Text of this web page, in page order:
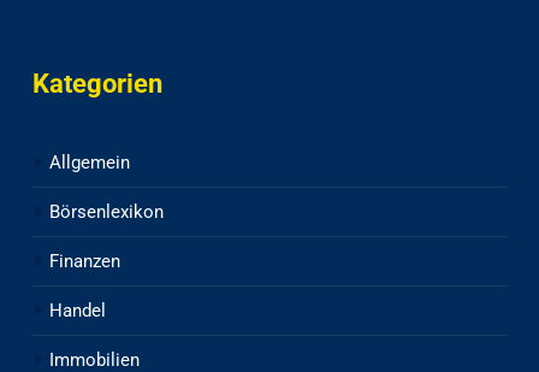
Kategorien
Allgemein
Börsenlexikon
Finanzen
Handel
Immobilien